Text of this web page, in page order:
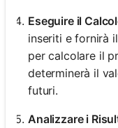
Eseguire il
inseriti e fornirà
per calcolare il
determinerà il
futuri.
Analizzare i